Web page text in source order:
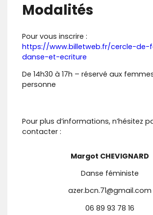
Modalités
Pour vous inscrire :
https://www.billetweb.fr/cercle-de-
danse-et-ecriture
De 14h30 à 17h – réservé aux
personne
Pour plus d’informations, n’hésitez
contacter :
Margot CHEVIGNARD
Danse féministe
azer.bcn.71@gmail.com
06 89 93 78 16